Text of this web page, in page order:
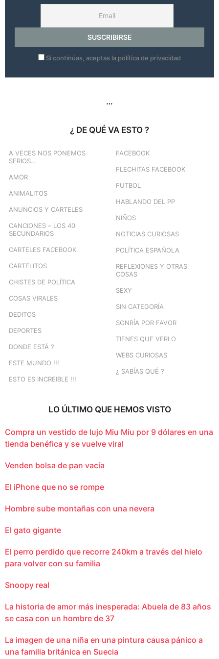
Si continúas, aceptas la política de privacidad
…
¿ DE QUÉ VA ESTO ?
A VECES NOS PONEMOS
SERIOS…
AMOR
ANIMALITOS
ANUNCIOS Y CARTELES
CANCIONES – LOS 40
SECUNDARIOS
CARTELES FACEBOOK
CARTELITOS
CHISTES DE POLÍTICA
COSAS VIRALES
DEDITOS
DEPORTES
DONDE ESTÁ ?
ESTE MUNDO !!!
ESTO ES INCREIBLE !!!
FACEBOOK
FLECHITAS FACEBOOK
FUTBOL
HABLANDO DEL PP
NIÑOS
NOTICIAS CURIOSAS
POLÍTICA ESPAÑOLA
REFLEXIONES Y OTRAS
COSAS
SEXY
SIN CATEGORÍA
SONRÍA POR FAVOR
TIENES QUE VERLO
WEBS CURIOSAS
¿ SABÍAS QUÉ ?
LO ÚLTIMO QUE HEMOS VISTO
Compra un vestido de lujo Miu Miu por 9 dólares en una
tienda benéfica y se vuelve viral
Venden bolsa de pan vacía
El iPhone que no se rompe
Hombre sube montañas con una nevera
El gato gigante
El perro perdido que recorre 240km a través del hielo
para volver con su familia
Snoopy real
La historia de amor más inesperada: Abuela de 83 años
se casa con un hombre de 37
La imagen de una niña en una pintura causa pánico a
una familia británica en Suecia